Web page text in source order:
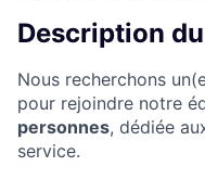
Description
Nous recherchons
pour rejoindre notre
personnes, dédiée
service.